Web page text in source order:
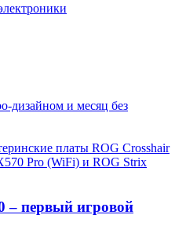
дизайном и месяц без
платы ROG Crosshair
Pro (WiFi) и ROG Strix
– первый игровой